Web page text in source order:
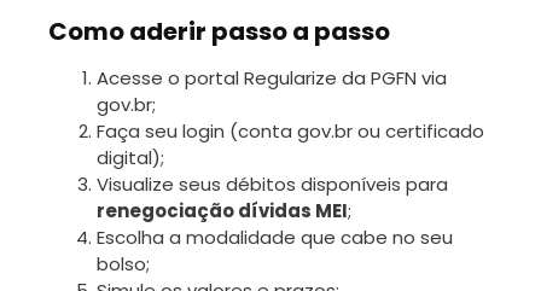
Como aderir passo a passo
Acesse o portal Regularize da PGFN via
gov.br;
Faça seu login (conta gov.br ou certificado
digital);
Visualize seus débitos disponíveis para
renegociação dívidas MEI;
Escolha a modalidade que cabe no seu
bolso;